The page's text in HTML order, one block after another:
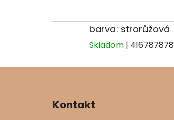
barva: strorůžová
Skladom | 416787878
Kontakt